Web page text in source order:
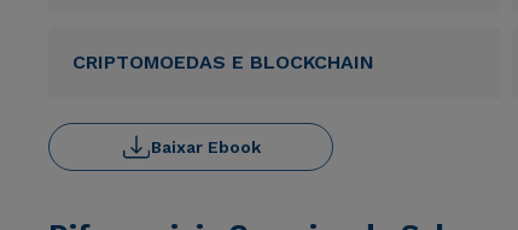
CRIPTOMOEDAS E BLOCKCHAIN
Baixar Ebook